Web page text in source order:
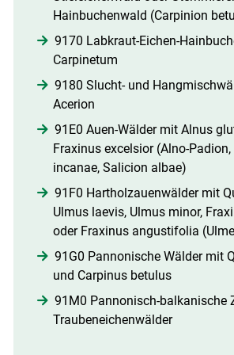
Hainbuchenwald (Carpinion
9170 Labkraut-Eichen-
Carpinetum
9180 Slucht- und
Acerion
91E0 Auen-Wälder mit Alnus
Fraxinus excelsior (Alno-
incanae, Salicion albae)
91F0 Hartholzauenwälder mit
Ulmus laevis, Ulmus minor,
oder Fraxinus angustifolia
91G0 Pannonische Wälder mit
und Carpinus betulus
91M0 Pannonisch-balkanische
Traubeneichenwälder